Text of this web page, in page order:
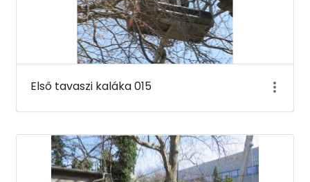
Első tavaszi kaláka 015